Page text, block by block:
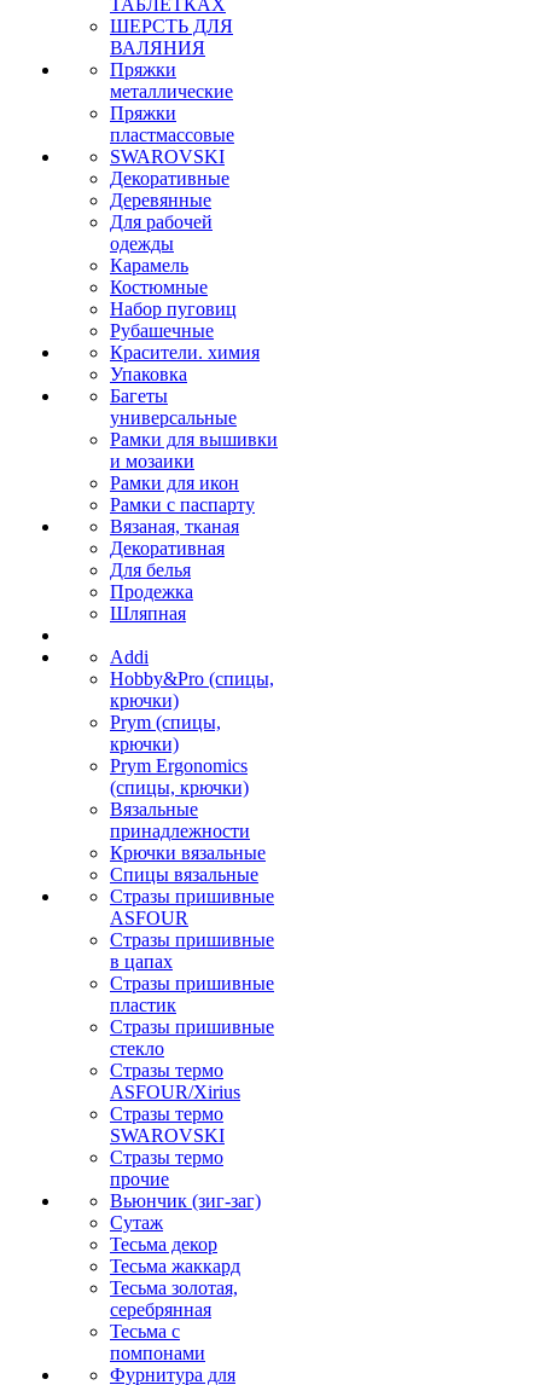
ТАБЛЕТКАХ
ШЕРСТЬ ДЛЯ
ВАЛЯНИЯ
Пряжки
металлические
Пряжки
пластмассовые
SWAROVSKI
Декоративные
Деревянные
Для рабочей
одежды
Карамель
Костюмные
Набор пуговиц
Рубашечные
Красители. химия
Упаковка
Багеты
универсальные
Рамки для вышивки
и мозаики
Рамки для икон
Рамки с паспарту
Вязаная, тканая
Декоративная
Для белья
Продежка
Шляпная
Addi
Hobby&Pro (спицы,
крючки)
Prym (спицы,
крючки)
Prym Ergonomics
(спицы, крючки)
Вязальные
принадлежности
Крючки вязальные
Спицы вязальные
Стразы пришивные
ASFOUR
Стразы пришивные
в цапах
Стразы пришивные
пластик
Стразы пришивные
стекло
Стразы термо
ASFOUR/Xirius
Стразы термо
SWAROVSKI
Стразы термо
прочие
Вьюнчик (зиг-заг)
Сутаж
Тесьма декор
Тесьма жаккард
Тесьма золотая,
серебрянная
Тесьма с
помпонами
Фурнитура для